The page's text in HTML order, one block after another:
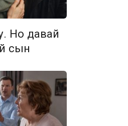
Но давай
сын